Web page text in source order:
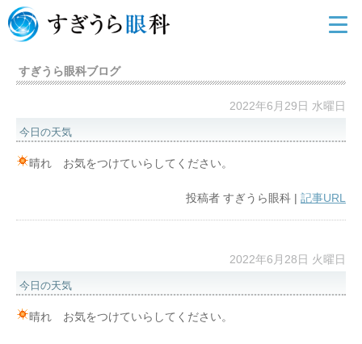
すぎうら眼科ブログ
2022年6月29日 水曜日
今日の天気
晴れ お気をつけていらしてください。
投稿者 すぎうら眼科 | 記事URL
2022年6月28日 火曜日
今日の天気
晴れ お気をつけていらしてください。